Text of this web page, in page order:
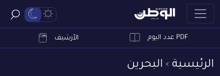
PDF عدد اليوم الأرشيف
الرئيسية البحرين